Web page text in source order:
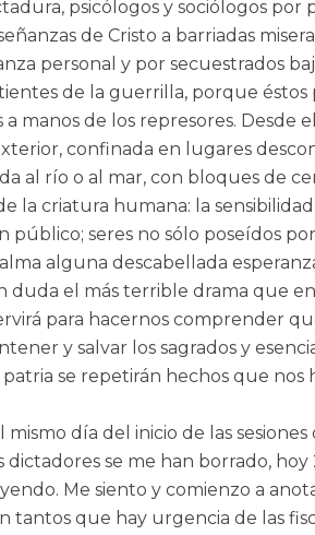
psicólogos y sociólogos por
de Cristo a barriadas
personal y por secuestrados
de la guerrilla, porque
manos de los represores.
confinada en lugares
al río o al mar, con bloques de
la criatura humana: la
seres no sólo poseídos
alguna descabellada
duda el más terrible drama que
para hacernos comprender
y salvar los sagrados y
se repetirán hechos que
día del inicio de las
se me han borrado, hoy
Me siento y comienzo a
tantos que hay urgencia de las